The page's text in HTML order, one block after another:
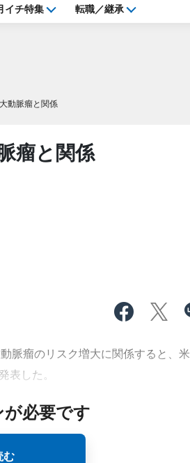
イチ特集 転職／継承
動脈瘤と関係
瘤と関係
脈瘤のリスク増大に関係すると、米
表した。
必要です
む